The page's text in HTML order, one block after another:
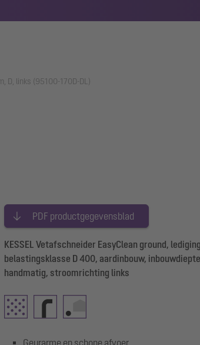
D, links (95100-170D-DL)
PDF productgegevensblad
KESSEL Vetafschneider EasyClean ground,
belastingsklasse D 400, aardinbouw,
handmatig, stroomrichting links
Geurarme en schone afvoer